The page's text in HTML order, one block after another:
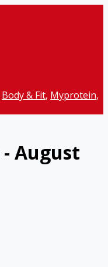
Body & Fit, Myprotein,
August